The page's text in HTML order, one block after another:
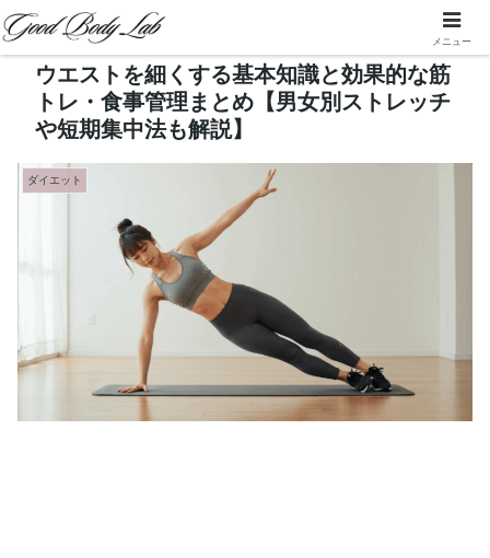
ウエストを細くする基本知識と効果的な筋
トレ・食事管理まとめ【男女別ストレッチ
や短期集中法も解説】
ダイエット
メニュー